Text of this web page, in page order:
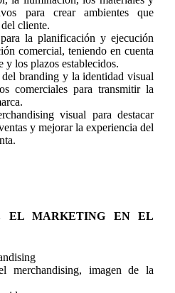
para crear ambientes que
cliente.
la planificación y ejecución
comercial, teniendo en cuenta
y los plazos establecidos.
branding y la identidad visual
comerciales para transmitir la
visual para destacar
y mejorar la experiencia del
EL MARKETING EN EL
merchandising, imagen de la